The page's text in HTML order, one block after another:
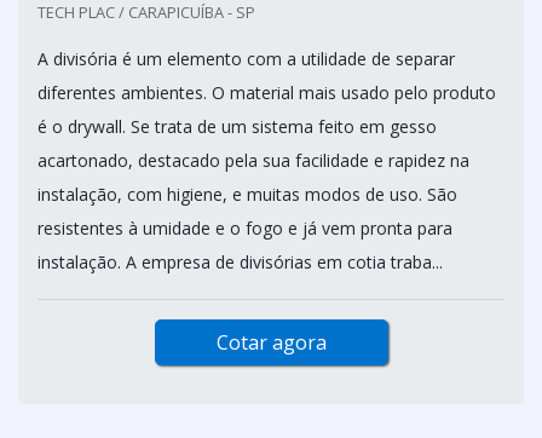
TECH PLAC / CARAPICUÍBA - SP
A divisória é um elemento com a utilidade de separar
diferentes ambientes. O material mais usado pelo produto
é o drywall. Se trata de um sistema feito em gesso
acartonado, destacado pela sua facilidade e rapidez na
instalação, com higiene, e muitas modos de uso. São
resistentes à umidade e o fogo e já vem pronta para
instalação. A empresa de divisórias em cotia traba...
Cotar agora